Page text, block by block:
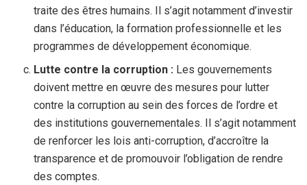
traite des êtres humains. Il s’agit notamment d’investir
dans l’éducation, la formation professionnelle et les
programmes de développement économique.
Lutte contre la corruption : Les gouvernements
doivent mettre en œuvre des mesures pour lutter
contre la corruption au sein des forces de l’ordre et
des institutions gouvernementales. Il s’agit notamment
de renforcer les lois anti-corruption, d’accroître la
transparence et de promouvoir l’obligation de rendre
des comptes.